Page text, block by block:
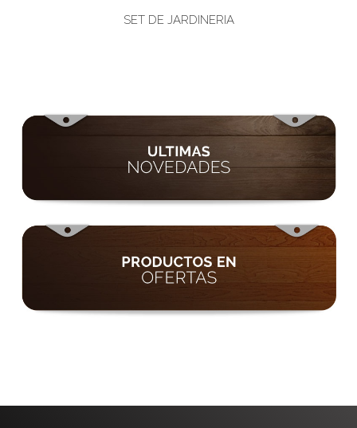
SET DE JARDINERIA